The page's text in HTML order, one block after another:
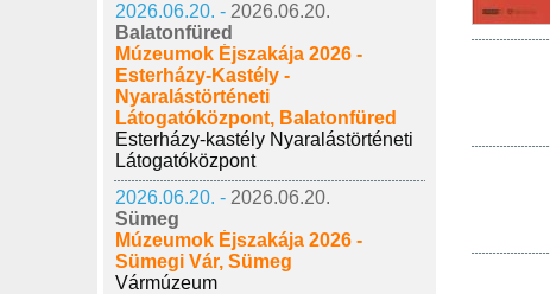
2026.06.20. - 2026.06.20.
Balatonfüred
Múzeumok Éjszakája 2026 -
Esterházy-Kastély -
Nyaralástörténeti
Látogatóközpont, Balatonfüred
Esterházy-kastély Nyaralástörténeti
Látogatóközpont
2026.06.20. - 2026.06.20.
Sümeg
Múzeumok Éjszakája 2026 -
Sümegi Vár, Sümeg
Vármúzeum